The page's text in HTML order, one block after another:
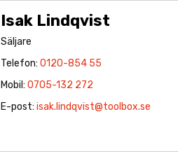
Isak Lindqvist
Säljare
Telefon:0120-854 55
Mobil:0705-132 272
E-post:isak.lindqvist@toolbox.se